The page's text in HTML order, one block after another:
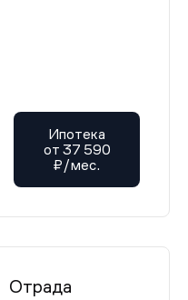
Ипотека
от 37 590
₽/мес.
Отрада